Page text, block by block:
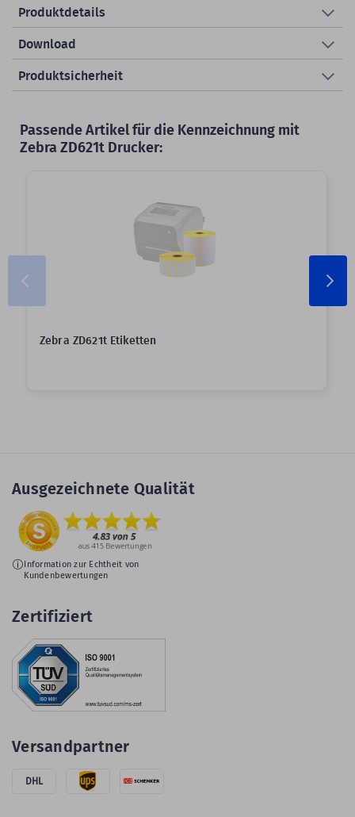
Produktdetails
Download
Produktsicherheit
Passende Artikel für die Kennzeichnung mit
Zebra ZD621t Drucker:
Zebra ZD621t Etiketten
Ausgezeichnete Qualität
Information zur Echtheit von
Kundenbewertungen
Zertifiziert
Versandpartner
DHL